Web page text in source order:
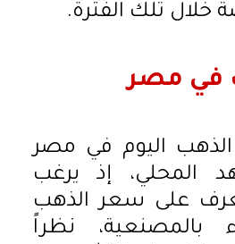
خلال تلك الفترة.
في مصر
اليوم في مصر
المحلي، إذ يرغب
على سعر الذهب
بالمصنعية، نظراً